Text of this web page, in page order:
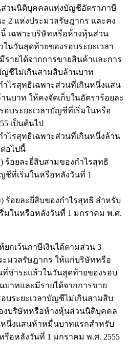
วนนิติบุคคลแห่งบัญชีอัตราภาษี
2 แห่งประมวลรัษฎากร และคง
เฉพาะบริษัทหรือห้างหุ้นส่วน
นวันสุดท้ายของรอบระยะเวลา
ายได้จากการขายสินค้าและการ
ญชีไม่เกินสามสิบล้านบาท
าะส่วนที่เกินหนึ่งแสน
บาท ให้คงจัดเก็บในอัตราร้อยละ
บระยะเวลาบัญชีที่เริ่มในหรือ
เป็นต้นไป
าะส่วนที่เกินหนึ่งล้าน
อไปนี้
ามของกำไรสุทธิ
ชีที่เริ่มในหรือหลังวันที่ 1
งกำไรสุทธิ สำหรับ
มในหรือหลังวันที่ 1 มกราคม พ.ศ.
ยกเว้นภาษีเงินได้ตามส่วน 3
มวลรัษฎากร ให้แก่บริษัทหรือ
ชำระแล้วในวันสุดท้ายของรอบ
บาทและมีรายได้จากการขาย
บระยะเวลาบัญชีไม่เกินสามสิบ
งบริษัทหรือห้างหุ้นส่วนนิติบุคคล
หนึ่งแสนห้าหมื่นบาทแรกสำหรับ
รือหลังวันที่ 1 มกราคม พ.ศ. 2555